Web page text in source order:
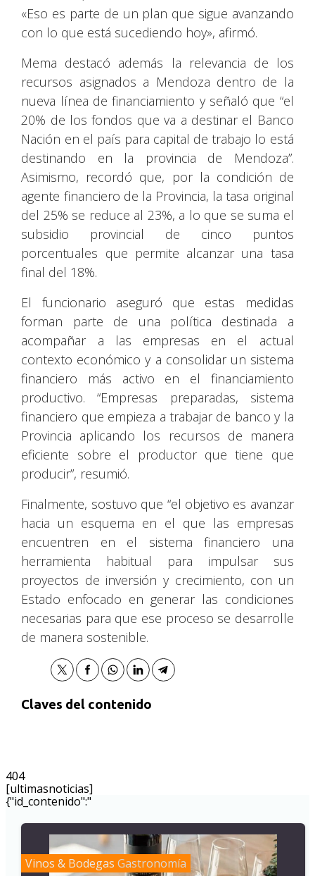
404
[ultimasnoticias]
«Eso es parte de un plan que sigue avanzando
con lo que está sucediendo hoy», afirmó.
Mema destacó además la relevancia de los
recursos asignados a Mendoza dentro de la
nueva línea de financiamiento y señaló que “el
20% de los fondos que va a destinar el Banco
Nación en el país para capital de trabajo lo está
destinando en la provincia de Mendoza”.
Asimismo, recordó que, por la condición de
agente financiero de la Provincia, la tasa original
del 25% se reduce al 23%, a lo que se suma el
subsidio provincial de cinco puntos
porcentuales que permite alcanzar una tasa
final del 18%.
El funcionario aseguró que estas medidas
forman parte de una política destinada a
acompañar a las empresas en el actual
contexto económico y a consolidar un sistema
financiero más activo en el financiamiento
productivo. “Empresas preparadas, sistema
financiero que empieza a trabajar de banco y la
Provincia aplicando los recursos de manera
eficiente sobre el productor que tiene que
producir”, resumió.
Finalmente, sostuvo que “el objetivo es avanzar
hacia un esquema en el que las empresas
encuentren en el sistema financiero una
herramienta habitual para impulsar sus
proyectos de inversión y crecimiento, con un
Estado enfocado en generar las condiciones
necesarias para que ese proceso se desarrolle
de manera sostenible.
Claves del contenido
{"id_contenido":"
Vinos & Bodegas Gastronomía